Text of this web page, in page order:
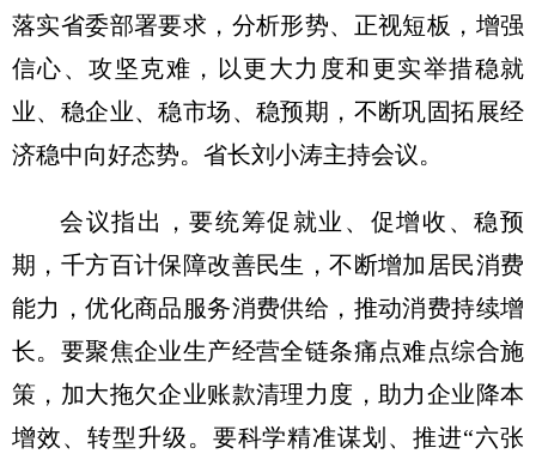
落实省委部署要求，分析形势、正视短板，增强
信心、攻坚克难，以更大力度和更实举措稳就
业、稳企业、稳市场、稳预期，不断巩固拓展经
济稳中向好态势。省长刘小涛主持会议。
会议指出，要统筹促就业、促增收、稳预
期，千方百计保障改善民生，不断增加居民消费
能力，优化商品服务消费供给，推动消费持续增
长。要聚焦企业生产经营全链条痛点难点综合施
策，加大拖欠企业账款清理力度，助力企业降本
增效、转型升级。要科学精准谋划、推进“六张